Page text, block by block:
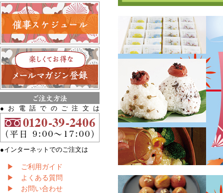
●お電話でのご注文は
●インターネットでのご注文は
▶ ご利用ガイド
▶ よくある質問
▶ お問い合わせ